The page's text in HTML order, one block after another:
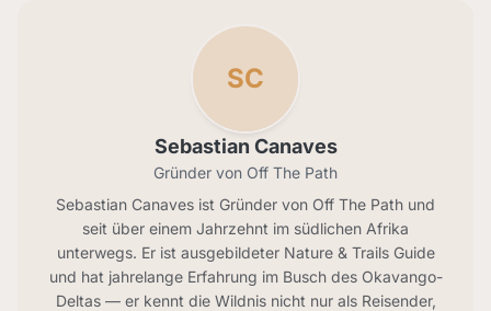
SC
Sebastian Canaves
Gründer von Off The Path
Sebastian Canaves ist Gründer von Off The Path und
seit über einem Jahrzehnt im südlichen Afrika
unterwegs. Er ist ausgebildeter Nature & Trails Guide
und hat jahrelange Erfahrung im Busch des Okavango-
Deltas — er kennt die Wildnis nicht nur als Reisender,